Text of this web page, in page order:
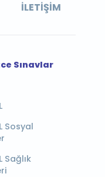
İLETIŞIM
Sınavlar
Sosyal
Sağlık